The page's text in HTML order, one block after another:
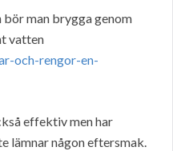
man brygga genom
vatten
och-rengor-en-
effektiv men har
lämnar någon eftersmak.